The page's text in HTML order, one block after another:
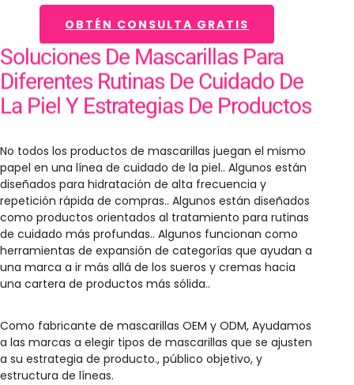
OBTÉN CONSULTA GRATIS
Soluciones De Mascarillas Para
Diferentes Rutinas De Cuidado De
La Piel Y Estrategias De Productos
No todos los productos de mascarillas juegan el mismo
papel en una línea de cuidado de la piel.. Algunos están
diseñados para hidratación de alta frecuencia y
repetición rápida de compras.. Algunos están diseñados
como productos orientados al tratamiento para rutinas
de cuidado más profundas.. Algunos funcionan como
herramientas de expansión de categorías que ayudan a
una marca a ir más allá de los sueros y cremas hacia
una cartera de productos más sólida..
Como fabricante de mascarillas OEM y ODM, Ayudamos
a las marcas a elegir tipos de mascarillas que se ajusten
a su estrategia de producto., público objetivo, y
estructura de líneas.